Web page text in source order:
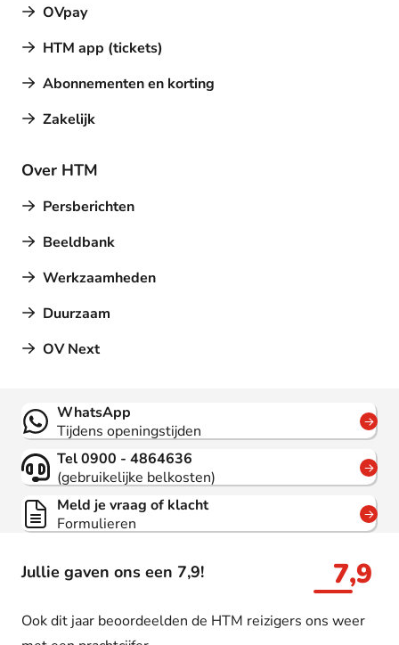
OVpay
HTM app (tickets)
Abonnementen en korting
Zakelijk
Over HTM
Persberichten
Beeldbank
Werkzaamheden
Duurzaam
OV Next
Jullie gaven ons een 7,9! 7,9
Ook dit jaar beoordeelden de HTM reizigers ons weer
Contact
WhatsApp
Tijdens openingstijden
Tel 0900 - 4864636
(gebruikelijke belkosten)
Meld je vraag of klacht
Formulieren